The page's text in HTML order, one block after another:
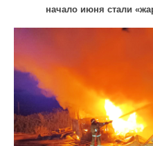
начало июня стали